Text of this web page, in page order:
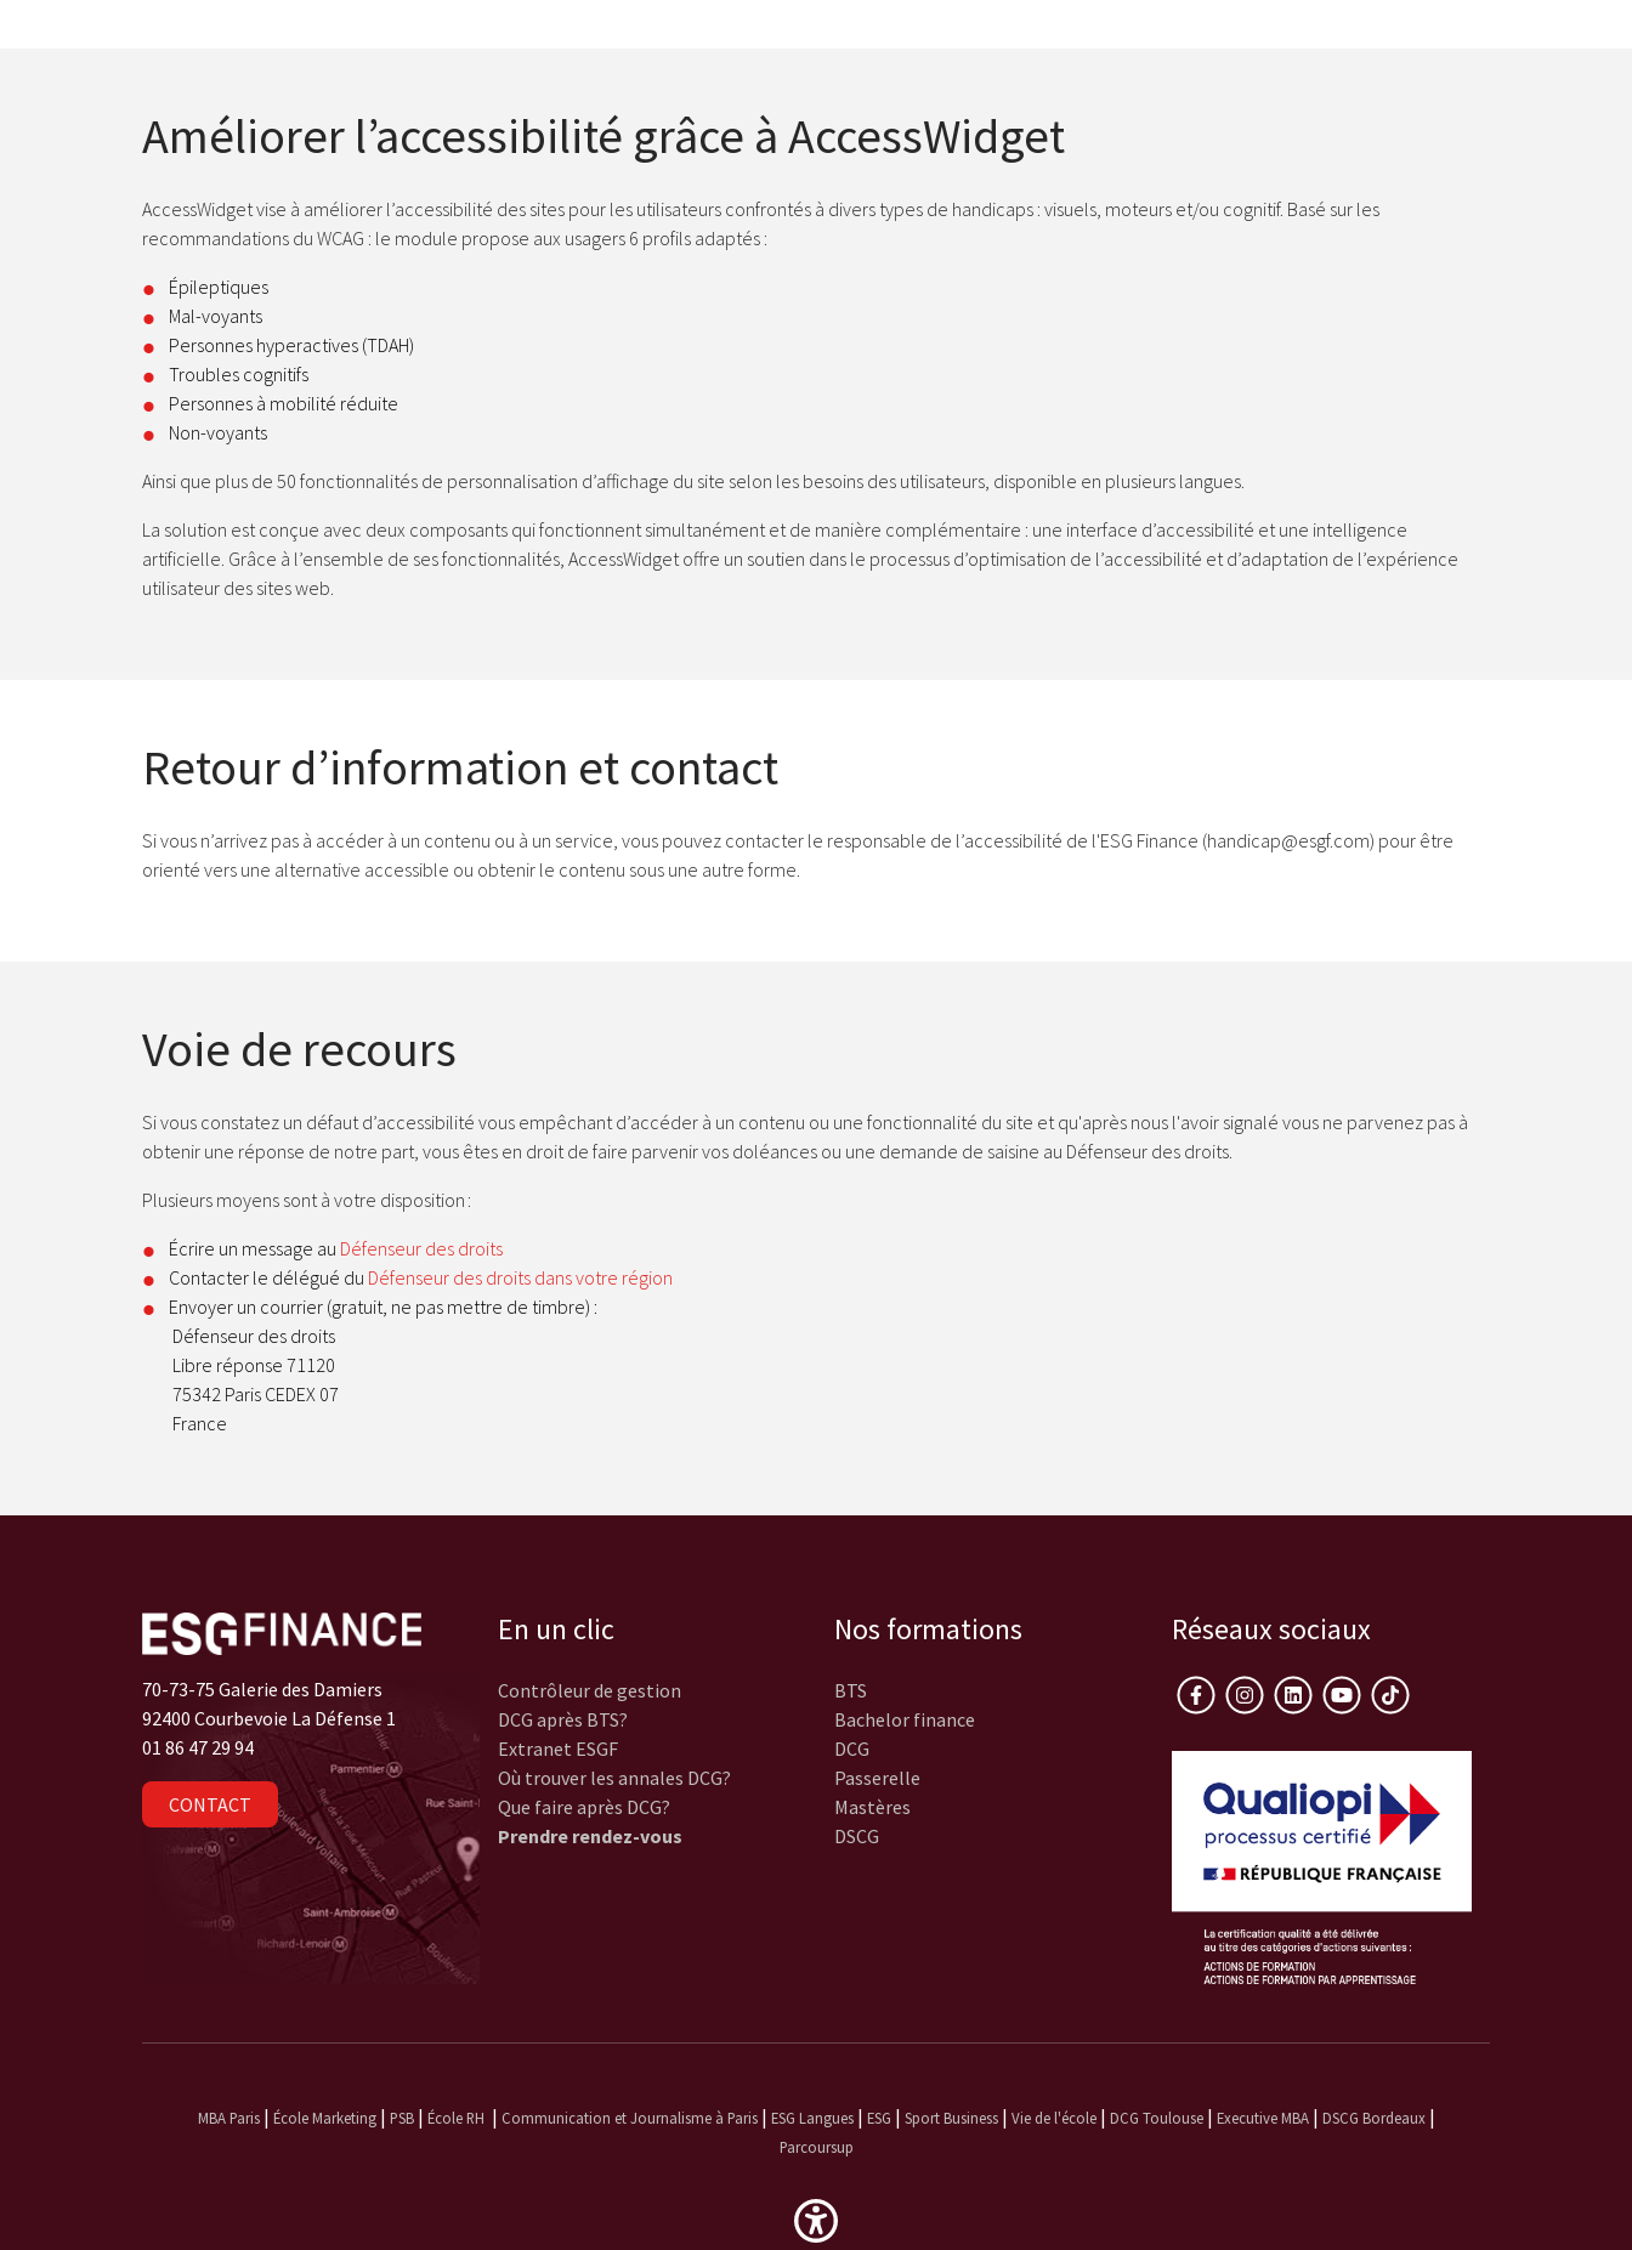
Améliorer l’accessibilité grâce à AccessWidget
AccessWidget vise à améliorer l’accessibilité des sites pour les utilisateurs confrontés à divers types de handicaps : visuels, moteurs et/ou cognitif. Basé sur les
recommandations du WCAG : le module propose aux usagers 6 profils adaptés :
Épileptiques
Mal-voyants
Personnes hyperactives (TDAH)
Troubles cognitifs
Personnes à mobilité réduite
Non-voyants
Ainsi que plus de 50 fonctionnalités de personnalisation d’affichage du site selon les besoins des utilisateurs, disponible en plusieurs langues.
La solution est conçue avec deux composants qui fonctionnent simultanément et de manière complémentaire : une interface d’accessibilité et une intelligence
artificielle. Grâce à l’ensemble de ses fonctionnalités, AccessWidget offre un soutien dans le processus d’optimisation de l’accessibilité et d’adaptation de l’expérience
utilisateur des sites web.
Retour d’information et contact
Si vous n’arrivez pas à accéder à un contenu ou à un service, vous pouvez contacter le responsable de l’accessibilité de l'ESG Finance (handicap@esgf.com) pour être
orienté vers une alternative accessible ou obtenir le contenu sous une autre forme.
Voie de recours
Si vous constatez un défaut d’accessibilité vous empêchant d’accéder à un contenu ou une fonctionnalité du site et qu'après nous l'avoir signalé vous ne parvenez pas à
obtenir une réponse de notre part, vous êtes en droit de faire parvenir vos doléances ou une demande de saisine au Défenseur des droits.
Plusieurs moyens sont à votre disposition :
Écrire un message au Défenseur des droits
Contacter le délégué du Défenseur des droits dans votre région
Envoyer un courrier (gratuit, ne pas mettre de timbre) :
Défenseur des droits
Libre réponse 71120
75342 Paris CEDEX 07
France
70-73-75 Galerie des Damiers
92400 Courbevoie La Défense 1
01 86 47 29 94
CONTACT
En un clic
Contrôleur de gestion
DCG après BTS?
Extranet ESGF
Où trouver les annales DCG?
Que faire après DCG?
Prendre rendez-vous
Nos formations
BTS
Bachelor finance
DCG
Passerelle
Mastères
DSCG
Réseaux sociaux
MBA Paris| École Marketing| PSB| École RH | Communication et Journalisme à Paris| ESG Langues| ESG | Sport Business | Vie de l'école| DCG Toulouse| Executive MBA| DSCG Bordeaux|
Parcoursup